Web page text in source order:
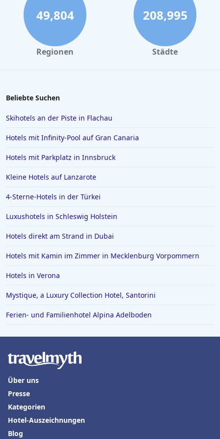
49,804
Regionen
208,995
Städte
Beliebte Suchen
Skihotels an der Piste in Flachau
Hotels mit Infinity-Pool auf Gran Canaria
Hotels mit Parkplatz in Innsbruck
Kleine Hotels auf Lanzarote
4-Sterne-Hotels in der Türkei
Luxushotels in Schleswig Holstein
Hotels direkt am Strand in Dubai
Hotels mit Kamin im Zimmer in Mecklenburg Vorpommern
Hotels in Verona
Mystique, a Luxury Collection Hotel, Santorini
Ferien- und Familienhotel Alpina Adelboden
Über uns
Presse
Kategorien
Hotel-Auszeichnungen
Blog